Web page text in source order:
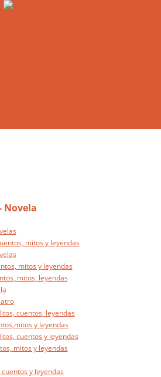
Novela
mitos y leyendas
mitos y leyendas
mitos, leyendas
cuentos, leyendas
y leyendas
cuentos y leyendas
mitos y leyendas
y leyendas